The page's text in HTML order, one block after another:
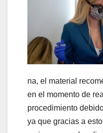
na, el material
en el momento de
procedimiento
ya que gracias a